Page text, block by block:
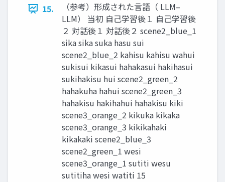
15.
（参考）形成された言語（ LLM–
LLM） 当初 自己学習後１ 自己学習後
２ 対話後１ 対話後２ scene2_blue_1
sika sika suka hasu sui
scene2_blue_2 kahisu kahisu wahui
sukisui kikasui hahakasui hakihasui
sukihakisu hui scene2_green_2
hahakuha hahui scene2_green_3
hahakisu hakihahui hahakisu kiki
scene3_orange_2 kikuka kikaka
scene3_orange_3 kikikahaki
kikakaki scene2_blue_3
scene2_green_1 wesi
scene3_orange_1 sutiti wesu
sutitiha wesi watiti 15